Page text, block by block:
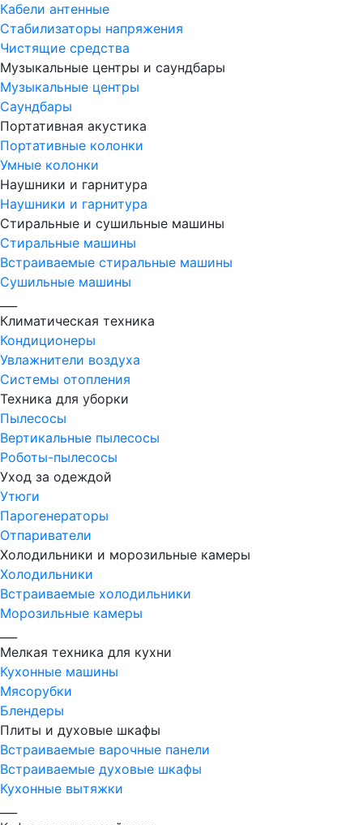
Кабели антенные
Стабилизаторы напряжения
Чистящие средства
Музыкальные центры и саундбары
Музыкальные центры
Саундбары
Портативная акустика
Портативные колонки
Умные колонки
Наушники и гарнитура
Наушники и гарнитура
Стиральные и сушильные машины
Стиральные машины
Встраиваемые стиральные машины
Сушильные машины
Климатическая техника
Кондиционеры
Увлажнители воздуха
Системы отопления
Техника для уборки
Пылесосы
Вертикальные пылесосы
Роботы-пылесосы
Уход за одеждой
Утюги
Парогенераторы
Отпариватели
Холодильники и морозильные камеры
Холодильники
Встраиваемые холодильники
Морозильные камеры
Мелкая техника для кухни
Кухонные машины
Мясорубки
Блендеры
Плиты и духовые шкафы
Встраиваемые варочные панели
Встраиваемые духовые шкафы
Кухонные вытяжки